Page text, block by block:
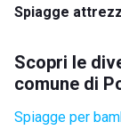
Spiagge
Scopri le
comune di
Spiagge per